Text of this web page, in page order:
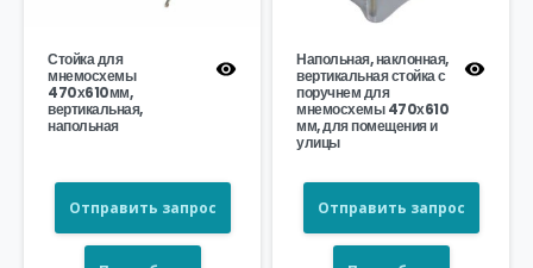
Стойка для
мнемосхемы
470х610мм,
вертикальная,
напольная
Отправить запрос
Напольная, наклонная,
вертикальная стойка с
поручнем для
мнемосхемы 470х610
мм, для помещения и
улицы
Отправить запрос